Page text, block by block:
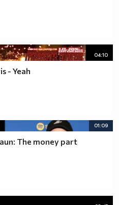
04:10
- Yeah
01:09
The money part